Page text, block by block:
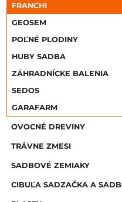
FRANCHI
GEOSEM
POĽNÉ PLODINY
HUBY SADBA
ZÁHRADNÍCKE BALENIA
SEDOS
GARAFARM
OVOCNÉ DREVINY
TRÁVNE ZMESI
SADBOVÉ ZEMIAKY
CIBUĽA SADZAČKA A